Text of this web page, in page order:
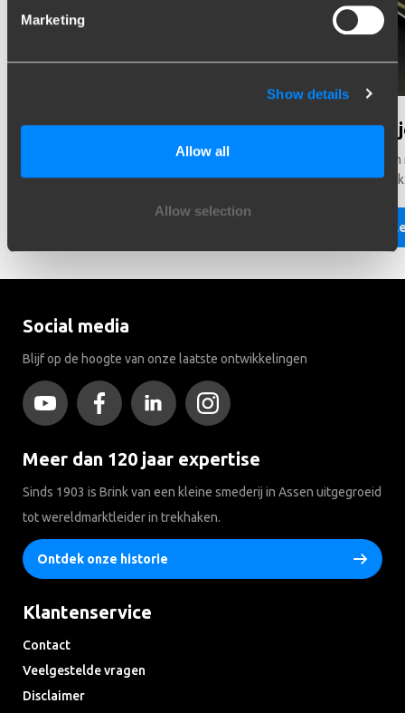
Marketing
Show details
Allow all
Allow selection
Hulp nodig bij het kiezen?
Heeft u hulp nodig bij het kiezen van de juiste voertuig?
Neem contact met ons. Wij helpen u graag!
Wist
Er
Social media
Blijf op de hoogte van onze laatste ontwikkelingen
Meer dan 120 jaar expertise
Sinds 1903 is Brink van een kleine smederij in Assen uitgegroeid
tot wereldmarktleider in trekhaken.
Ontdek onze historie
Klantenservice
Contact
Veelgestelde vragen
Disclaimer